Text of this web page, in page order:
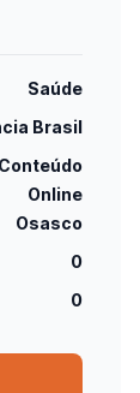
Saúde
Brasil
Online
Osasco
0
0